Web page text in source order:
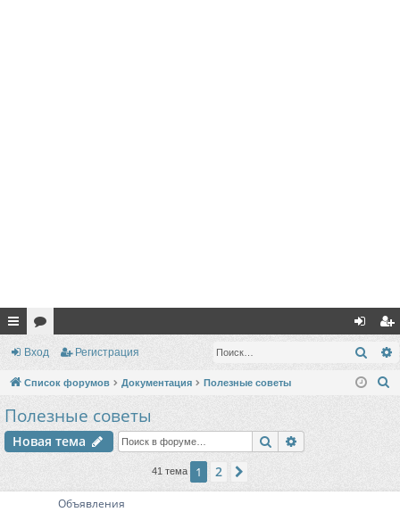
с
ы
и
ор хо
д
ег
ис
Вход Регистрация
Список форумов Документация Полезные советы
Полезные советы
Новая тема Поиск
41 тема 1 2
Объявления